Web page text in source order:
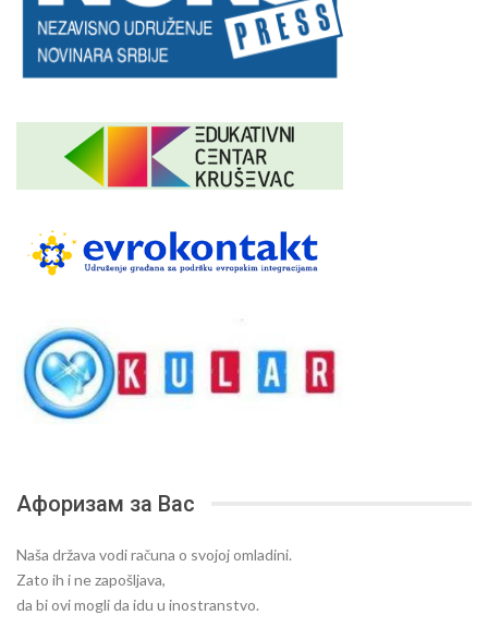
Афоризам за Вас
Naša država vodi računa o svojoj omladini.
Zato ih i ne zapošljava,
da bi ovi mogli da idu u inostranstvo.